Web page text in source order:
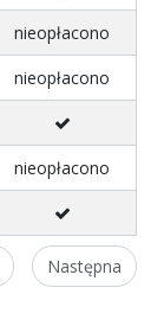
nieopłacono
nieopłacono
nieopłacono
Następna